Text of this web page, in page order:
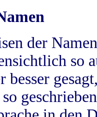
der
so
besser